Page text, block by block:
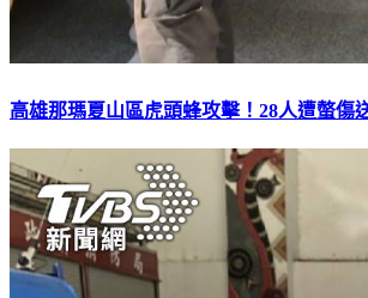
高雄那瑪夏山區虎頭蜂攻擊！28人遭螫傷